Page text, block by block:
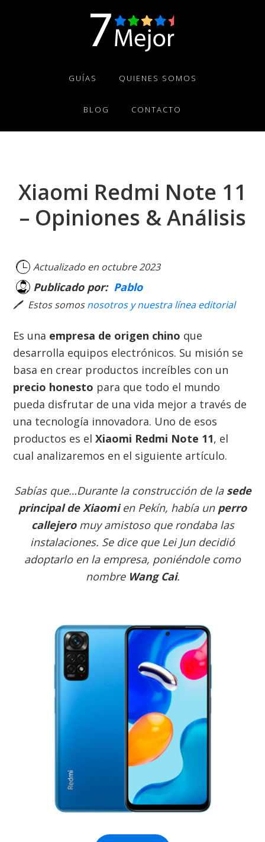
GUÍAS QUIENES SOMOS
BLOG CONTACTO
Xiaomi Redmi Note 11
– Opiniones & Análisis
Actualizado en octubre 2023
Publicado por: Pablo
🖊 Estos somosnosotros y nuestra línea editorial
Es una empresa de origen chino que
desarrolla equipos electrónicos. Su misión se
basa en crear productos increíbles con un
precio honesto para que todo el mundo
pueda disfrutar de una vida mejor a través de
una tecnología innovadora. Uno de esos
productos es el Xiaomi Redmi Note 11, el
cual analizaremos en el siguiente artículo.
Sabías que…Durante la construcción de la sede
principal de Xiaomien Pekín, había un perro
callejeromuy amistoso que rondaba las
instalaciones. Se dice que Lei Jun decidió
adoptarlo en la empresa, poniéndole como
nombre Wang Cai.